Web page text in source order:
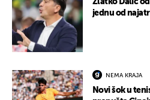
Zlatko Dalić
jednu od
NEMA KRAJA
Novi šok u